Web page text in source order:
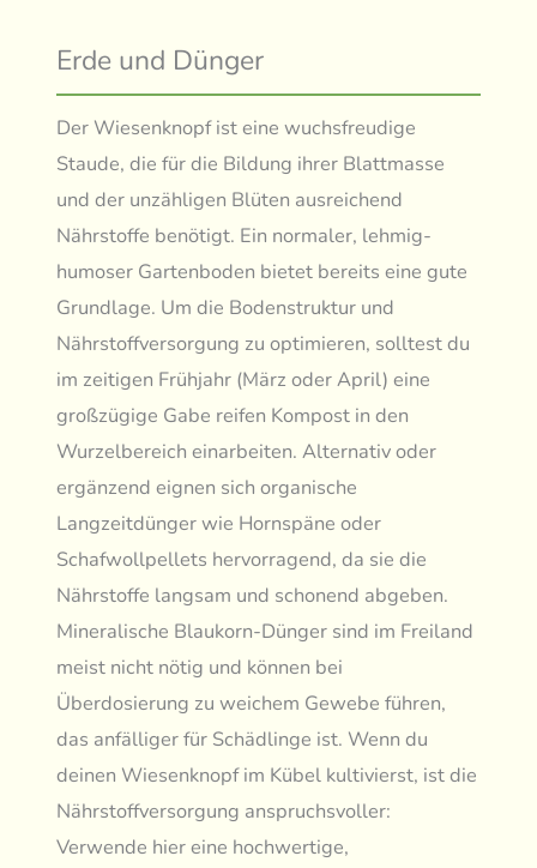
Erde und Dünger
Der Wiesenknopf ist eine wuchsfreudige
Staude, die für die Bildung ihrer Blattmasse
und der unzähligen Blüten ausreichend
Nährstoffe benötigt. Ein normaler, lehmig-
humoser Gartenboden bietet bereits eine gute
Grundlage. Um die Bodenstruktur und
Nährstoffversorgung zu optimieren, solltest du
im zeitigen Frühjahr (März oder April) eine
großzügige Gabe reifen Kompost in den
Wurzelbereich einarbeiten. Alternativ oder
ergänzend eignen sich organische
Langzeitdünger wie Hornspäne oder
Schafwollpellets hervorragend, da sie die
Nährstoffe langsam und schonend abgeben.
Mineralische Blaukorn-Dünger sind im Freiland
meist nicht nötig und können bei
Überdosierung zu weichem Gewebe führen,
das anfälliger für Schädlinge ist. Wenn du
deinen Wiesenknopf im Kübel kultivierst, ist die
Nährstoffversorgung anspruchsvoller:
Verwende hier eine hochwertige,